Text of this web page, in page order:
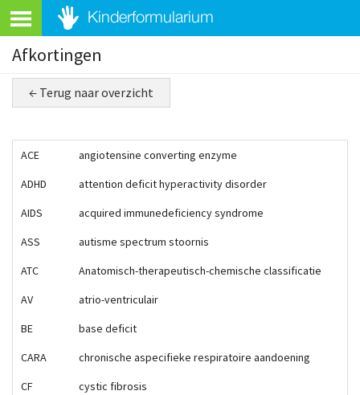
Afkortingen
← Terug naar overzicht
ACE
angiotensine converting enzyme
ADHD
attention deficit hyperactivity disorder
AIDS
acquired immunedeficiency syndrome
ASS
autisme spectrum stoornis
ATC
Anatomisch-therapeutisch-chemische classificatie
AV
atrio-ventriculair
BE
base deficit
CARA
chronische aspecifieke respiratoire aandoening
CF
cystic fibrosis